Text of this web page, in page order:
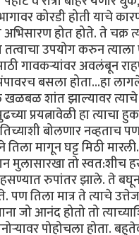
कोरडी होती याचे
होत होते. ते चक्र
उपयोग करुन
गावकर्‍यांवर अवलंबून
बसला होता...हा
खळबळ शांत झाल्यावर त्याचे
प्रयत्नावेळी हा त्याचा
बोलणार नव्हताच
मागून घट्ट मिठी
मुलासारखा तो स्वत:शीच
रुपांतर झाले. ते
तिला मात्र ते त्याचे
जो आनंद होतो तो
पोहोचला होता.